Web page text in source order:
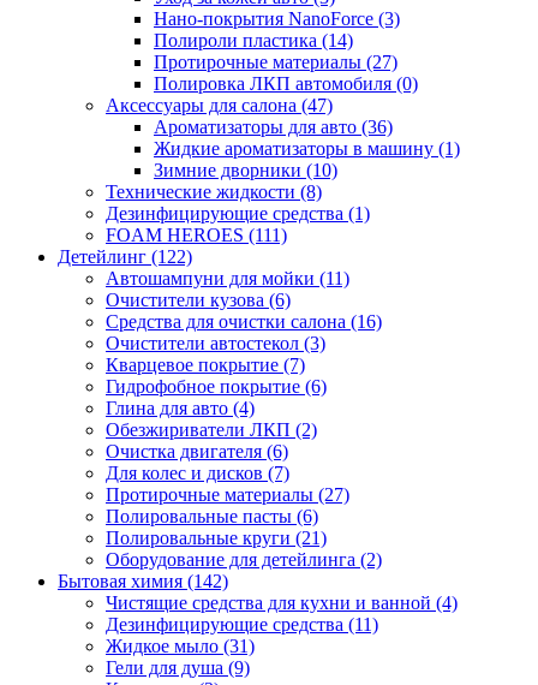
Нано-покрытия NanoForce (3)
Полироли пластика (14)
Протирочные материалы (27)
Полировка ЛКП автомобиля (0)
Аксессуары для салона (47)
Ароматизаторы для авто (36)
Жидкие ароматизаторы в машину (1)
Зимние дворники (10)
Технические жидкости (8)
Дезинфицирующие средства (1)
FOAM HEROES (111)
Детейлинг (122)
Автошампуни для мойки (11)
Очистители кузова (6)
Средства для очистки салона (16)
Очистители автостекол (3)
Кварцевое покрытие (7)
Гидрофобное покрытие (6)
Глина для авто (4)
Обезжириватели ЛКП (2)
Очистка двигателя (6)
Для колес и дисков (7)
Протирочные материалы (27)
Полировальные пасты (6)
Полировальные круги (21)
Оборудование для детейлинга (2)
Бытовая химия (142)
Чистящие средства для кухни и ванной (4)
Дезинфицирующие средства (11)
Жидкое мыло (31)
Гели для душа (9)